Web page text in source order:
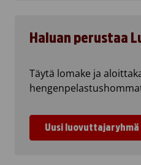
Haluan perustaa
Täytä lomake ja
Uusi luovuttajaryhmä